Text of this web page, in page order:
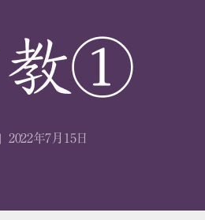
教①
2022年7月15日